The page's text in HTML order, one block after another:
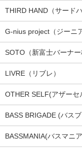
THIRD HAND（サードハ
G-nius project（ジーニ
SOTO（新富士バーナー
LIVRE（リブレ）
OTHER SELF(アザーセ
BASS BRIGADE (バス
BASSMANIA(バスマニア